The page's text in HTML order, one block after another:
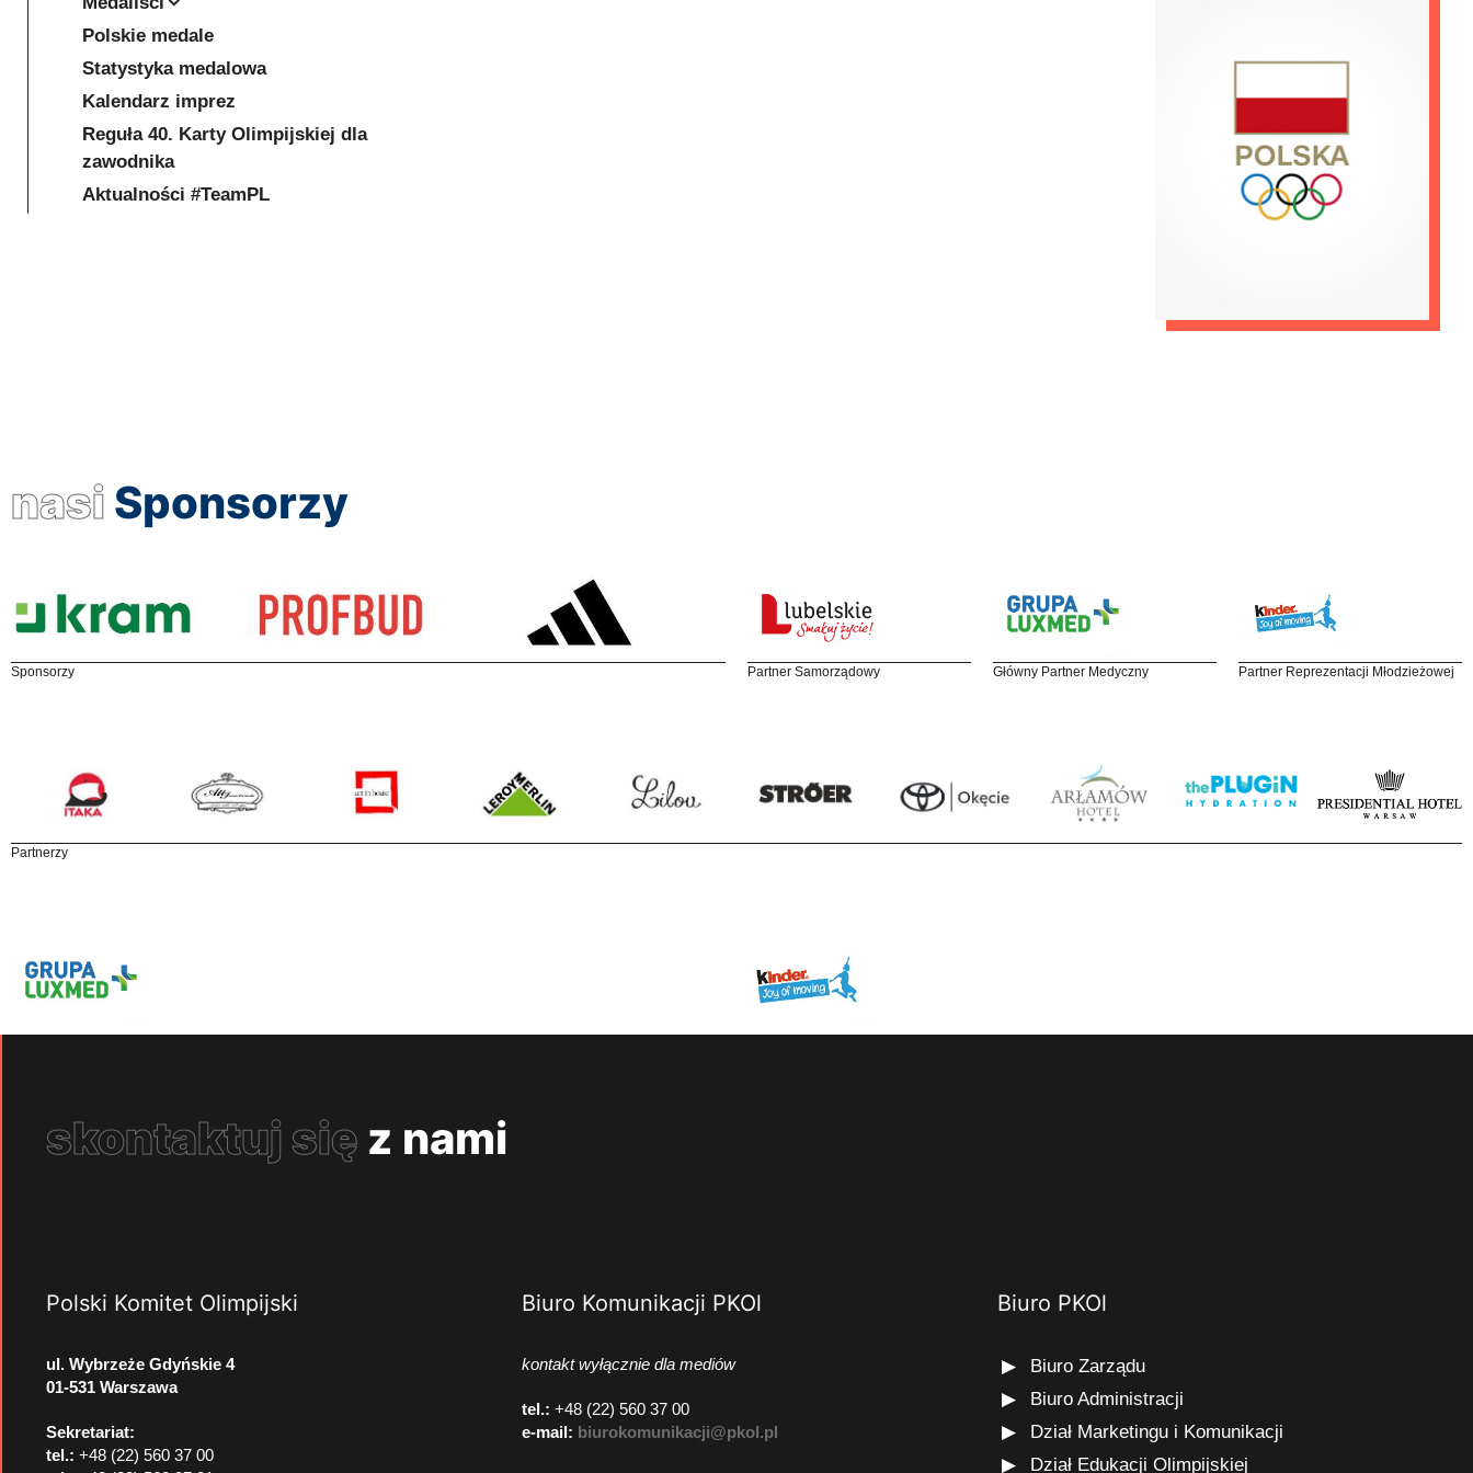
Polskie medale
Statystyka medalowa
Kalendarz imprez
Reguła 40. Karty Olimpijskiej dla
zawodnika
Aktualności #TeamPL
nasi Sponsorzy
Sponsorzy Partner Samorządowy Główny Partner Medyczny Partner Reprezentacji Młodzieżowej
Partnerzy
skontaktuj się z nami
Polski Komitet Olimpijski
ul. Wybrzeże Gdyńskie 4
01-531 Warszawa
Sekretariat:
tel.: +48 (22) 560 37 00
Biuro Komunikacji PKOl
kontakt wyłącznie dla mediów
tel.: +48 (22) 560 37 00
e-mail: biurokomunikacji@pkol.pl
Biuro PKOl
Biuro Zarządu
Biuro Administracji
Dział Marketingu i Komunikacji
Dział Edukacji Olimpijskiej